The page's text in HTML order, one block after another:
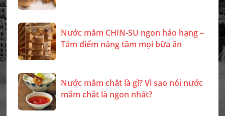
Nước mắm CHIN-SU ngon hảo hạng –
Tâm điểm nâng tầm mọi bữa ăn
Nước mắm chắt là gì? Vì sao nói nước
mắm chắt là ngon nhất?